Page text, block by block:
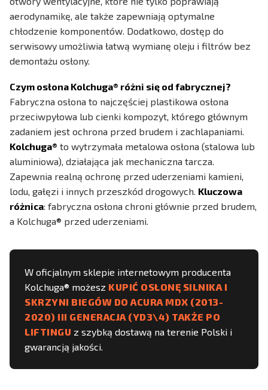
aerodynamikę, ale także zapewniają optymalne
chłodzenie komponentów. Dodatkowo, dostęp do
serwisowy umożliwia łatwą wymianę oleju i filtrów bez
demontażu osłony.
Czym osłona Kolchuga® różni się od fabrycznej?
Fabryczna osłona to najczęściej plastikowa osłona
przeciwpyłowa lub cienki kompozyt, którego głównym
zadaniem jest ochrona przed brudem i zachlapaniami.
Kolchuga® to wytrzymała metalowa osłona (stalowa lub
aluminiowa), działająca jak mechaniczna tarcza.
Zapewnia realną ochronę przed uderzeniami kamieni,
lodu, gałęzi i innych przeszkód drogowych. Kluczowa
różnica: fabryczna osłona chroni głównie przed brudem,
a Kolchuga® przed uderzeniami.
W oficjalnym sklepie internetowym producenta
Kolchuga® możesz KUPIĆ OSŁONĘ SILNIKA I
SKRZYNI BIEGÓW DO ACURA MDX (2013-
2020) III GENERACJA (YD3\4) TAKŻE PO
LIFTINGU z szybką dostawą na terenie Polski i
gwarancją jakości.